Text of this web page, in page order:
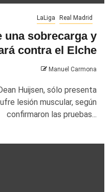
LaLiga Real Madrid
una sobrecarga y
contra el Elche
Manuel Carmona
Huijsen, sólo presenta
lesión muscular, según
confirmaron las pruebas...